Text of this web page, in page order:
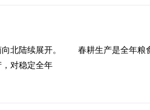
北陆续展开。 春耕生产是全年粮
对稳定全年